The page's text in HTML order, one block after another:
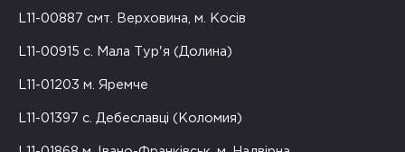
L11-00887 смт. Верховина, м. Косів
L11-00915 с. Мала Тур'я (Долина)
L11-01203 м. Яремче
L11-01397 с. Дебеславці (Коломия)